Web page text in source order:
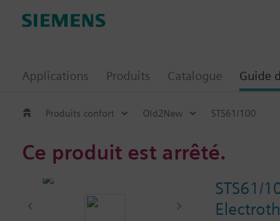
Applications Produits Catalogue Guide
Produits confort Old2New STS61/100
Ce produit est arrêté.
STS61/